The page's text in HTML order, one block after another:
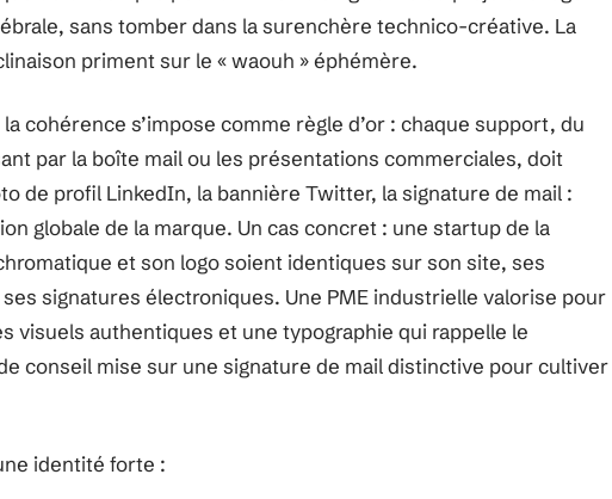
sans tomber dans la surenchère technico-créative. La
priment sur le « waouh » éphémère.
cohérence s’impose comme règle d’or : chaque support, du
par la boîte mail ou les présentations commerciales, doit
de profil LinkedIn, la bannière Twitter, la signature de mail :
globale de la marque. Un cas concret : une startup de la
et son logo soient identiques sur son site, ses
signatures électroniques. Une PME industrielle valorise pour
visuels authentiques et une typographie qui rappelle le
conseil mise sur une signature de mail distinctive pour cultiver
identité forte :